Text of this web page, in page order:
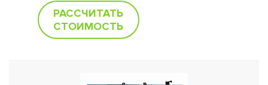
РАССЧИТАТЬ
СТОИМОСТЬ